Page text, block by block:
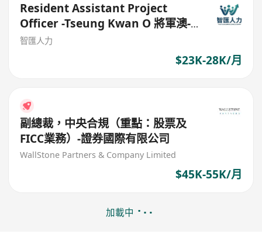
Resident Assistant Project
Officer -Tseung Kwan O 將軍澳-
利比有限公司
智匯人力
$23K-28K/月
副總裁，中央合規（重點：股票及
FICC業務）-證券國際有限公司
WallStone Partners & Company Limited
$45K-55K/月
加載中